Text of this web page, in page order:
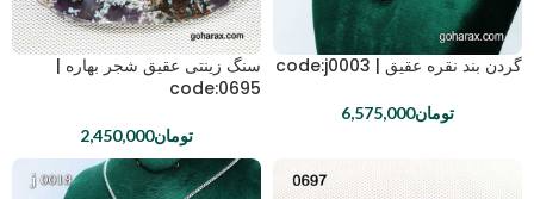
گردن بند نقره عقیق | code:j0003
تومان6,575,000
سنگ زینتی عقیق شجر بهاره |
code:0695
تومان2,450,000